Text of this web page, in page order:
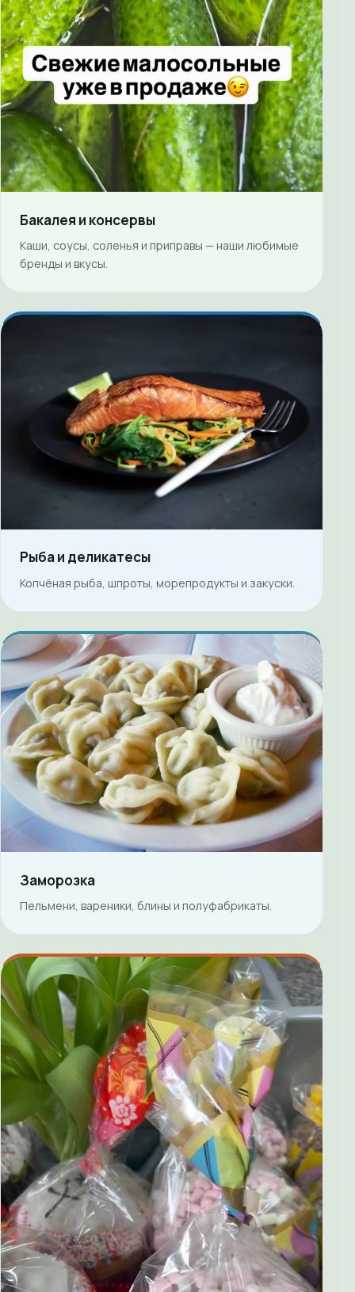
Бакалея и консервы
Каши, соусы, соленья и приправы — наши любимые
бренды и вкусы.
Рыба и деликатесы
Копчёная рыба, шпроты, морепродукты и закуски.
Заморозка
Пельмени, вареники, блины и полуфабрикаты.